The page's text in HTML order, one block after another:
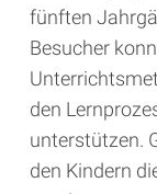
fünften
Besucher
den
unterstützen.
den Kindern